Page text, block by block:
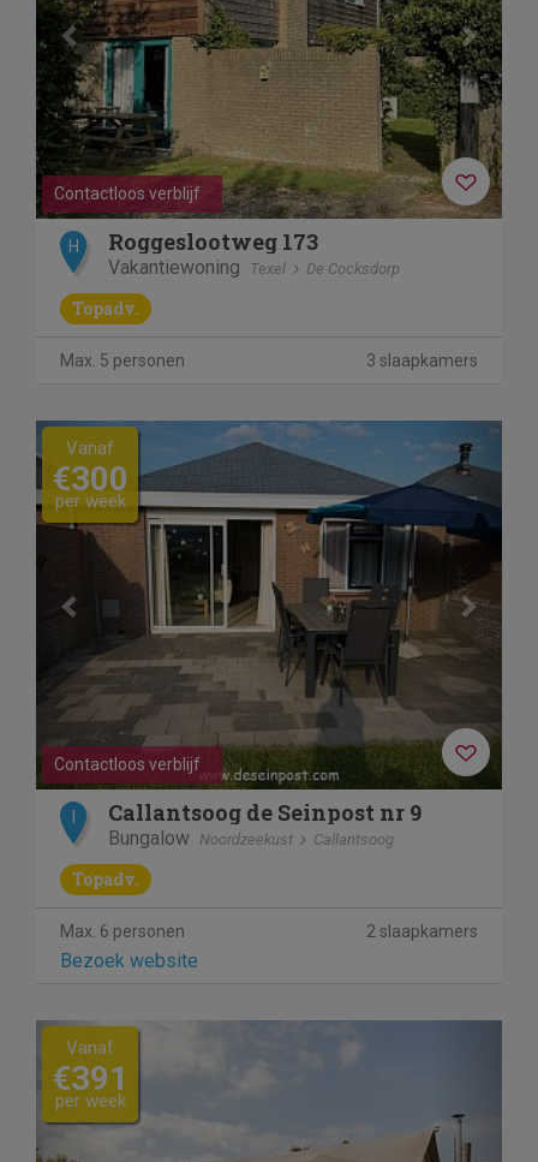
Contactloos verblijf
H Roggeslootweg 173
Vakantiewoning Texel De Cocksdorp
Topadv.
Max. 5 personen 3 slaapkamers
Previous Next
Contactloos verblijf
Vanaf
€300
per week
Callantsoog de Seinpost nr 9
Bungalow Noordzeekust Callantsoog
Topadv.
Max. 6 personen 2 slaapkamers
Bezoek website
Previous
Vanaf
€391
per week